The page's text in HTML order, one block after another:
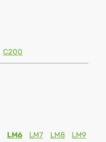
C200
LM6 LM7 LM8
LM9